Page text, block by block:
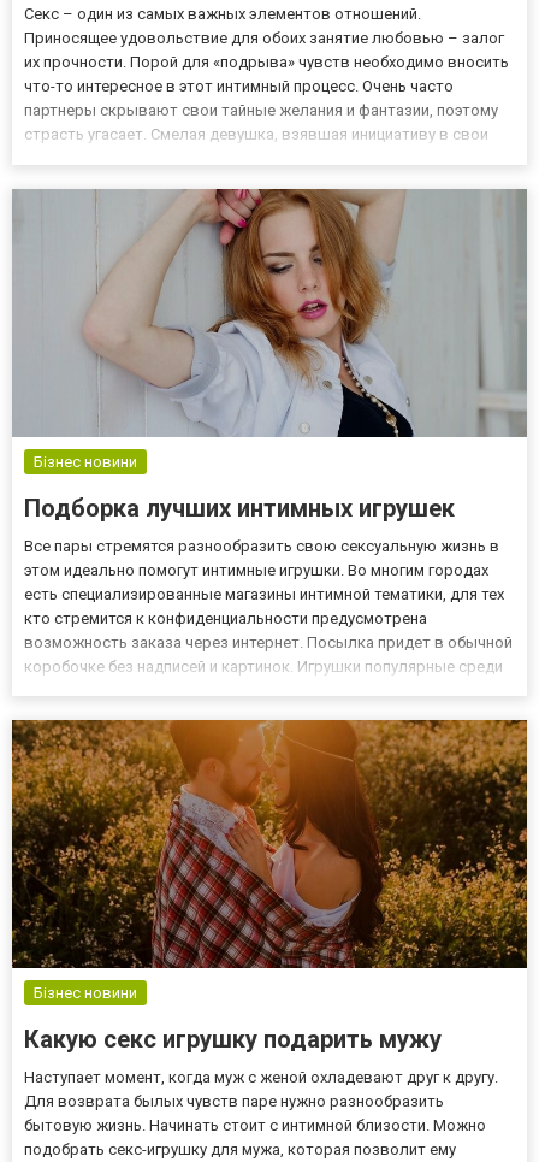
Cекс – один из самых важных элементов отношений.
Приносящее удовольствие для обоих занятие любовью – залог
их прочности. Порой для «подрыва» чувств необходимо вносить
что-то интересное в этот интимный процесс. Очень часто
партнеры скрывают свои тайные желания и фантазии, поэтому
страсть угасает. Смелая девушка, взявшая инициативу в свои
Бізнес новини
Подборка лучших интимных игрушек
Все пары стремятся разнообразить свою сексуальную жизнь в
этом идеально помогут интимные игрушки. Во многим городах
есть специализированные магазины интимной тематики, для тех
кто стремится к конфиденциальности предусмотрена
возможность заказа через интернет. Посылка придет в обычной
коробочке без надписей и картинок. Игрушки популярные среди
помощью...
Бізнес новини
Какую секс игрушку подарить мужу
Наступает момент, когда муж с женой охладевают друг к другу.
Для возврата былых чувств паре нужно разнообразить
бытовую жизнь. Начинать стоит с интимной близости. Можно
подобрать секс-игрушку для мужа, которая позволит ему